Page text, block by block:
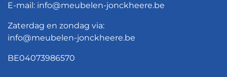
E-mail: info@meubelen-jonckheere.be
Zaterdag en zondag via:
info@meubelen-jonckheere.be
BE04073986570